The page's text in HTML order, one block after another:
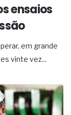
ensaios
em grande
vinte vez...